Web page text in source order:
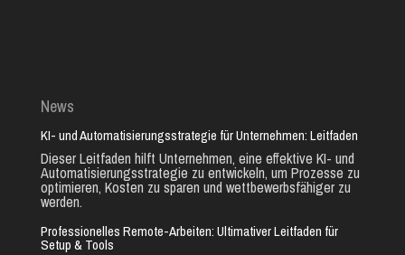
News
KI- und Automatisierungsstrategie für Unternehmen: Leitfaden
Dieser Leitfaden hilft Unternehmen, eine effektive KI- und
Automatisierungsstrategie zu entwickeln, um Prozesse zu
optimieren, Kosten zu sparen und wettbewerbsfähiger zu
werden.
Professionelles Remote-Arbeiten: Ultimativer Leitfaden für
Setup & Tools